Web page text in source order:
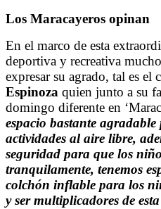
Los Maracayeros opinan
En el marco de esta
deportiva y recreativa
expresar su agrado, tal es el
Espinoza quien junto a su
domingo diferente en
espacio bastante
actividades al aire libre,
seguridad para que los
tranquilamente, tenemos
colchón inflable para los
y ser multiplicadores de